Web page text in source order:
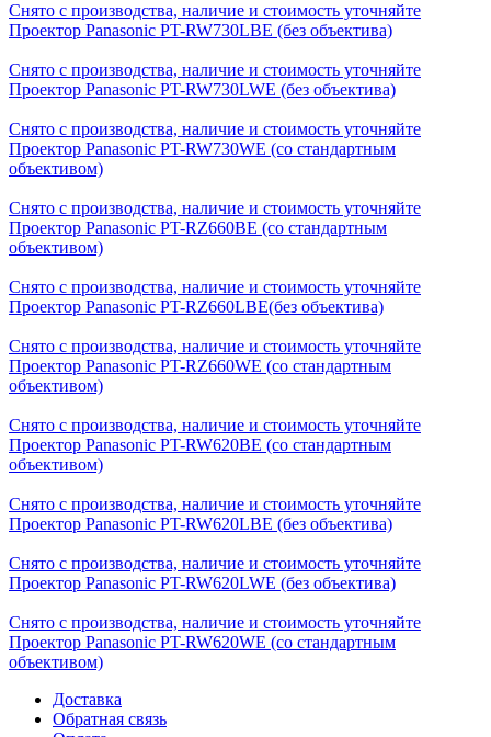
Снято с производства, наличие и стоимость уточняйте
Проектор Panasonic PT-RW730LBE (без объектива)
Снято с производства, наличие и стоимость уточняйте
Проектор Panasonic PT-RW730LWE (без объектива)
Снято с производства, наличие и стоимость уточняйте
Проектор Panasonic PT-RW730WE (со стандартным
объективом)
Снято с производства, наличие и стоимость уточняйте
Проектор Panasonic PT-RZ660BE (со стандартным
объективом)
Снято с производства, наличие и стоимость уточняйте
Проектор Panasonic PT-RZ660LBE(без объектива)
Снято с производства, наличие и стоимость уточняйте
Проектор Panasonic PT-RZ660WE (со стандартным
объективом)
Снято с производства, наличие и стоимость уточняйте
Проектор Panasonic PT-RW620BE (со стандартным
объективом)
Снято с производства, наличие и стоимость уточняйте
Проектор Panasonic PT-RW620LBE (без объектива)
Снято с производства, наличие и стоимость уточняйте
Проектор Panasonic PT-RW620LWE (без объектива)
Снято с производства, наличие и стоимость уточняйте
Проектор Panasonic PT-RW620WE (со стандартным
объективом)
Доставка
Обратная связь